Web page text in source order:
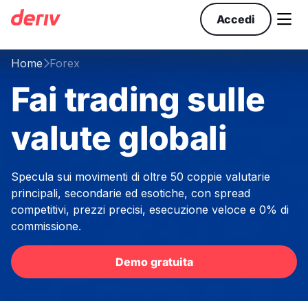
Accedi 
HomeForex
Fai trading sulle
valute globali
Specula sui movimenti di oltre 50 coppie valutarie
principali, secondarie ed esotiche, con spread
competitivi, prezzi precisi, esecuzione veloce e 0% di
commissione.
Demo gratuita